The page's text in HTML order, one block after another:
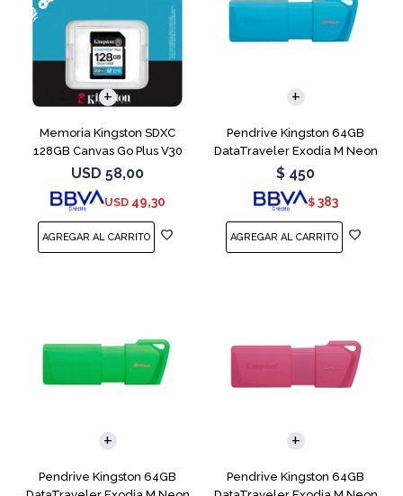
Memoria Kingston SDXC
128GB Canvas Go Plus V30
USD 58,00
USD 49,30
Pendrive Kingston 64GB
DataTraveler Exodia M Neon
Blue
$ 450
$ 383
Pendrive Kingston 64GB
Pendrive Kingston 64GB